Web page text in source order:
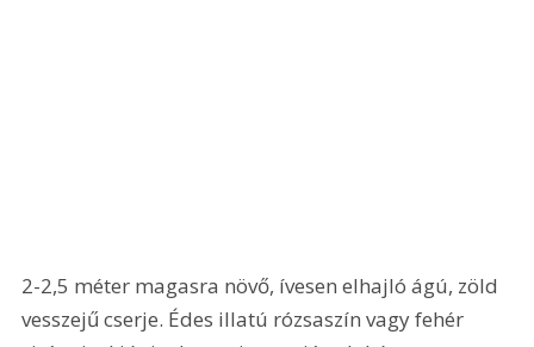
2-2,5 méter magasra növő, ívesen elhajló ágú, zöld
vesszejű cserje. Édes illatú rózsaszín vagy fehér